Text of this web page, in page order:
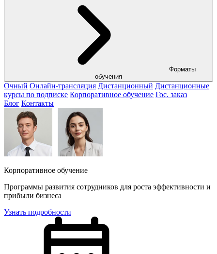
обучения
Очный Онлайн-трансляция Дистанционный Дистанционные
курсы по подписке Корпоративное обучение Гос. заказ
Блог Контакты
Корпоративное обучение
Программы развития сотрудников для роста эффективности и
прибыли бизнеса
Узнать подробности